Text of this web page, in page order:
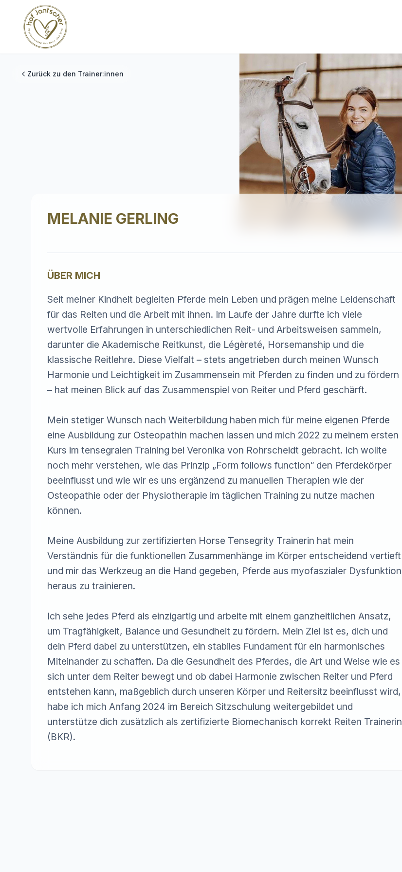
Zurück zu den Trainer:innen
MELANIE GERLING
ÜBER MICH
Seit meiner Kindheit begleiten Pferde mein Leben und prägen meine Leidenschaft
für das Reiten und die Arbeit mit ihnen. Im Laufe der Jahre durfte ich viele
wertvolle Erfahrungen in unterschiedlichen Reit- und Arbeitsweisen sammeln,
darunter die Akademische Reitkunst, die Légèreté, Horsemanship und die
klassische Reitlehre. Diese Vielfalt – stets angetrieben durch meinen Wunsch
Harmonie und Leichtigkeit im Zusammensein mit Pferden zu finden und zu fördern
– hat meinen Blick auf das Zusammenspiel von Reiter und Pferd geschärft.
Mein stetiger Wunsch nach Weiterbildung haben mich für meine eigenen Pferde
eine Ausbildung zur Osteopathin machen lassen und mich 2022 zu meinem ersten
Kurs im tensegralen Training bei Veronika von Rohrscheidt gebracht. Ich wollte
noch mehr verstehen, wie das Prinzip „Form follows function“ den Pferdekörper
beeinflusst und wie wir es uns ergänzend zu manuellen Therapien wie der
Osteopathie oder der Physiotherapie im täglichen Training zu nutze machen
können.
Meine Ausbildung zur zertifizierten Horse Tensegrity Trainerin hat mein
Verständnis für die funktionellen Zusammenhänge im Körper entscheidend vertieft
und mir das Werkzeug an die Hand gegeben, Pferde aus myofaszialer Dysfunktion
heraus zu trainieren.
Ich sehe jedes Pferd als einzigartig und arbeite mit einem ganzheitlichen Ansatz,
um Tragfähigkeit, Balance und Gesundheit zu fördern. Mein Ziel ist es, dich und
dein Pferd dabei zu unterstützen, ein stabiles Fundament für ein harmonisches
Miteinander zu schaffen. Da die Gesundheit des Pferdes, die Art und Weise wie es
sich unter dem Reiter bewegt und ob dabei Harmonie zwischen Reiter und Pferd
entstehen kann, maßgeblich durch unseren Körper und Reitersitz beeinflusst wird,
habe ich mich Anfang 2024 im Bereich Sitzschulung weitergebildet und
unterstütze dich zusätzlich als zertifizierte Biomechanisch korrekt Reiten Trainerin
(BKR).